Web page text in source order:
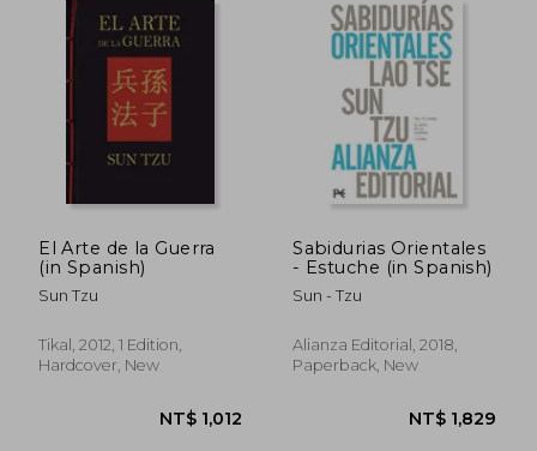
El Arte de la Guerra
(in Spanish)
Sun Tzu
Tikal, 2012, 1 Edition,
Hardcover, New
Sabidurias Orientales
- Estuche (in Spanish)
Sun - Tzu
Alianza Editorial, 2018,
Paperback, New